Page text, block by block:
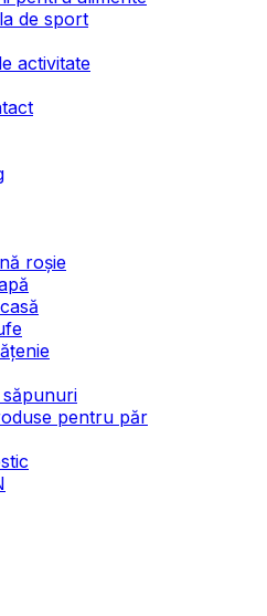
de sport
activitate
roșie
săpunuri
pentru păr